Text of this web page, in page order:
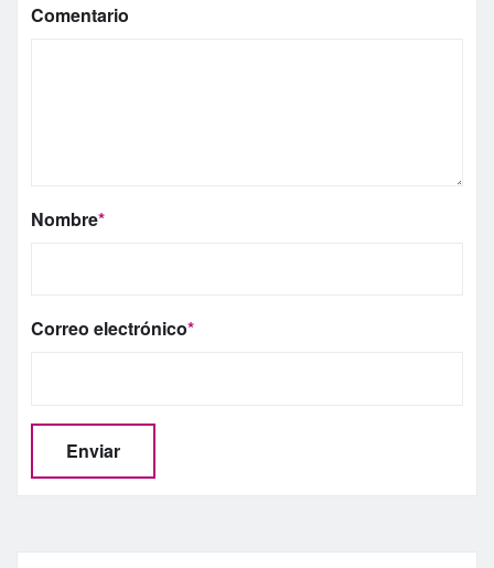
Comentario
Nombre*
Correo electrónico*